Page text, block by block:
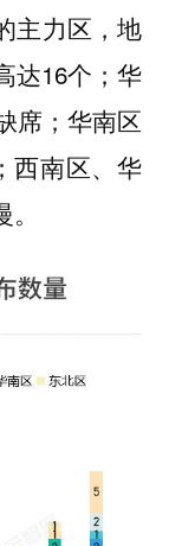
主力区，地
达16个；华
席； 华南区
西南区、华